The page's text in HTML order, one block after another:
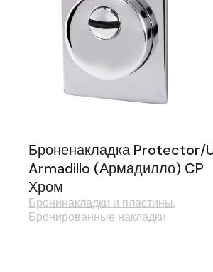
Броненакладка Protector/
Armadillo (Армадилло) CP
Хром
Бронинакладки и пластины
Бронированные накладки